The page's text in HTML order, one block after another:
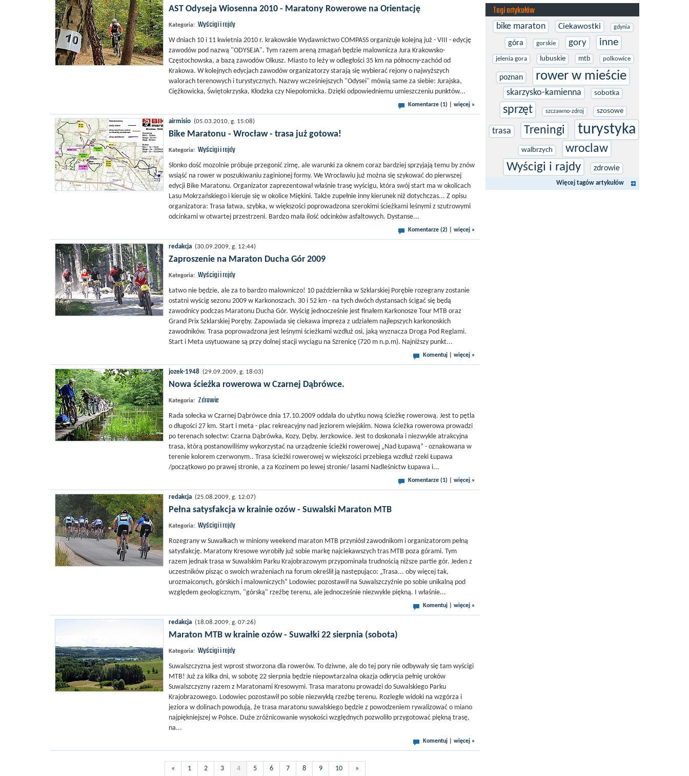
AST Odyseja Wiosenna 2010 - Maratony Rowerowe na Orientację
Kategoria: Wyścigi i rajdy
W dniach 10 i 11 kwietnia 2010 r. krakowskie Wydawnictwo COMPASS organizuje kolejną już - VIII - edycję
zawodów pod nazwą "ODYSEJA". Tym razem areną zmagań będzie malownicza Jura Krakowsko-
Częstochowska, a bazą zawodów Olkusz. Miasto to leży w odległości 35 km na północny-zachód od
Krakowa. W kolejnych edycjach zawodów organizatorzy starają się wybierać rejony o najwyższych
walorach terenowych i turystycznych. Nazwy wcześniejszych "Odysei" mówią same za siebie: Jurajska,
Ciężkowicka, Świętokrzyska, Kłodzka czy Niepołomicka. Dzięki odpowiedniemu umieszczeniu punktów...
Komentarze (1) więcej »
airmisio (05.03.2010, g. 15:08)
Bike Maratonu - Wrocław - trasa już gotowa!
Kategoria: Wyścigi i rajdy
Słonko dość mozolnie próbuje przegonić zimę, ale warunki za oknem coraz bardziej sprzyjają temu by znów
wsiąść na rower w poszukiwaniu zaginionej formy. We Wrocławiu już można się szykować do pierwszej
edycji Bike Maratonu. Organizator zaprezentował właśnie trasę wyścigu, która swój start ma w okolicach
Lasu Mokrzańskiego i kieruje się w okolice Miękini. Także zupełnie inny kierunek niż dotychczas... Z opisu
organizatora: Trasa łatwa, szybka, w większości poprowadzona szerokimi ścieżkami leśnymi z szutrowymi
odcinkami w otwartej przestrzeni. Bardzo mała ilość odcinków asfaltowych. Dystanse...
Komentarze (2) więcej »
redakcja (30.09.2009, g. 12:44)
Zaproszenie na Maraton Ducha Gór 2009
Kategoria: Wyścigi i rajdy
Łatwo nie będzie, ale za to bardzo malowniczo! 10 października w Szklarskiej Porębie rozegrany zostanie
ostatni wyścig sezonu 2009 w Karkonoszach. 30 i 52 km - na tych dwóch dystansach ścigać się będą
zawodnicy podczas Maratonu Ducha Gór. Wyścig jednocześnie jest finałem Karkonosze Tour MTB oraz
Grand Prix Szklarskiej Poręby. Zapowiada się ciekawa impreza z udziałem najlepszych karkonoskich
zawodników. Trasa poprowadzona jest leśnymi ścieżkami wzdłuż osi, jaką wyznacza Droga Pod Reglami.
Start i Meta usytuowane są przy dolnej stacji wyciągu na Szrenicę (720 m n.p.m). Najniższy punkt...
Komentuj więcej »
jozek-1948 (29.09.2009, g. 18:03)
Nowa ścieżka rowerowa w Czarnej Dąbrówce.
Kategoria: Zdrowie
Rada sołecka w Czarnej Dąbrówce dnia 17.10.2009 oddała do użytku nową ścieżkę rowerową. Jest to pętla
o długości 27 km. Start i meta - plac rekreacyjny nad jeziorem wiejskim. Nowa ścieżka rowerowa prowadzi
po terenach sołectw: Czarna Dąbrówka, Kozy, Dęby, Jerzkowice. Jest to doskonała i niezwykle atrakcyjna
trasa, którą postanowiliśmy wykorzystać na urządzenie ścieżki rowerowej „Nad Łupawą” - oznakowana w
terenie kolorem czerwonym.. Trasa ścieżki rowerowej w większości przebiega wzdłuż rzeki Łupawa
/początkowo po prawej stronie, a za Kozinem po lewej stronie/ lasami Nadleśnictw Łupawa i...
Komentarze (1) więcej »
redakcja (25.08.2009, g. 12:07)
Pełna satysfakcja w krainie ozów - Suwalski Maraton MTB
Kategoria: Wyścigi i rajdy
Rozegrany w Suwałkach w miniony weekend maraton MTB przyniósł zawodnikom i organizatorom pełną
satysfakcję. Maratony Kresowe wyrobiły już sobie markę najciekawszych tras MTB poza górami. Tym
razem jednak trasa w Suwalskim Parku Krajobrazowym przypominała trudnością niższe partie gór. Jeden z
uczestników pisząc o swoich wrażeniach na forum określił ją następująco: „Trasa... oby więcej tak,
urozmaiconych, górskich i malowniczych” Lodowiec pozostawił na Suwalszczyźnie po sobie unikalną pod
względem geologicznym, "górską" rzeźbę terenu, ale jednocześnie niezwykle piękną. I właśnie...
Komentuj więcej »
redakcja (18.08.2009, g. 07:26)
Maraton MTB w krainie ozów - Suwałki 22 sierpnia (sobota)
Kategoria: Wyścigi i rajdy
Suwalszczyzna jest wprost stworzona dla rowerów. To dziwne, ale do tej pory nie odbywały się tam wyścigi
MTB! Już za kilka dni, w sobotę 22 sierpnia będzie niepowtarzalna okazja odkrycia pełnię uroków
Suwalszczyzny razem z Maratonami Kresowymi. Trasa maratonu prowadzi do Suwalskiego Parku
Krajobrazowego. Lodowiec pozostawił po sobie niezwykłą rzeźbę terenu. Rozległe widoki na wzgórza i
jeziora w dolinach powodują, że trasa maratonu suwalskiego będzie z powodzeniem rywalizować o miano
najpiękniejszej w Polsce. Duże zróżnicowanie wysokości względnych pozwoliło przygotować piękną trasę,
na...
Komentuj więcej »
« 1 2 3 4 5 6 7 8 9 10 »
startujesz w zawodach i chcesz po
prostu oddać się grze, dać z siebie...
Tagi artykułów
bike maraton Ciekawostki gdynia
góra gorskie gory inne
jelenia gora lubuskie mtb polkowice
poznan rower w mieście
skarzysko-kamienna sobotka
sprzęt szczawno-zdroj szosowe
trasa Treningi turystyka
walbrzych wroclaw
Wyścigi i rajdy zdrowie
Więcej tagów artykułów